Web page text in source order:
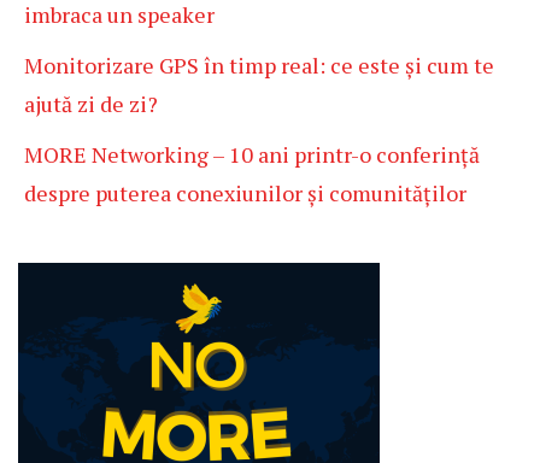
imbraca un speaker
Monitorizare GPS în timp real: ce este și cum te
ajută zi de zi?
MORE Networking – 10 ani printr-o conferință
despre puterea conexiunilor și comunităților